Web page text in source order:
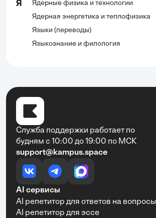
Я
Ядерные физика и технологии
Ядерная энергетика и теплофизика
Языки (переводы)
Языкознание и филология
Служба поддержки работает по
будням с 10:00 до 19:00 по МСК
support@kampus.space
AI сервисы
AI репетитор для ответов на вопросы
AI репетитор для эссе